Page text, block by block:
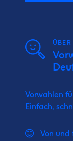
Vorwahlen
Einfach,
Von und